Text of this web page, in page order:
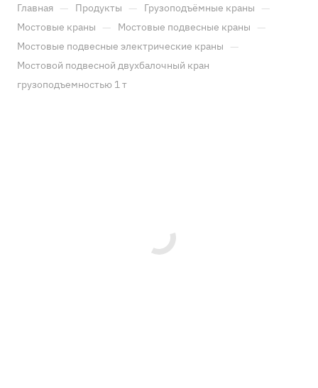
Главная — Продукты — Грузоподъёмные краны —
Мостовые краны — Мостовые подвесные краны —
Мостовые подвесные электрические краны —
Мостовой подвесной двухбалочный кран
грузоподъемностью 1 т